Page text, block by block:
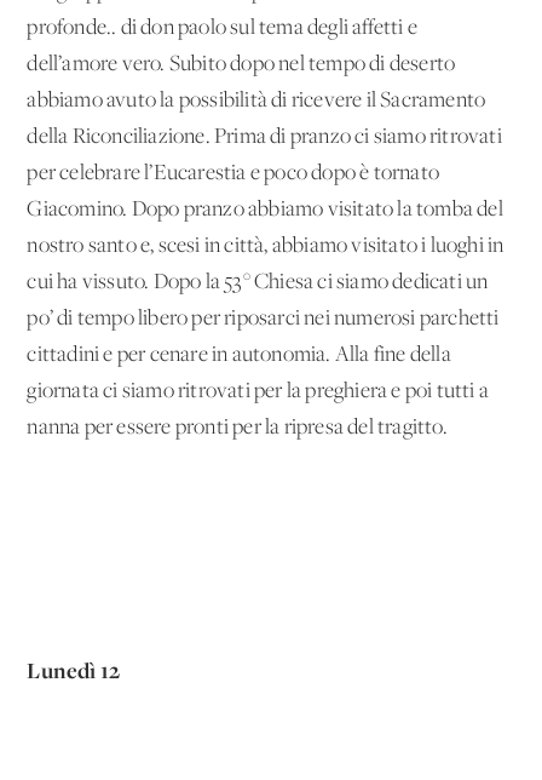
profonde.. di don paolo sul tema degli affetti e
dell’amore vero. Subito dopo nel tempo di deserto
abbiamo avuto la possibilità di ricevere il Sacramento
della Riconciliazione. Prima di pranzo ci siamo ritrovati
per celebrare l’Eucarestia e poco dopo è tornato
Giacomino. Dopo pranzo abbiamo visitato la tomba del
nostro santo e, scesi in città, abbiamo visitato i luoghi in
cui ha vissuto. Dopo la 53° Chiesa ci siamo dedicati un
po’ di tempo libero per riposarci nei numerosi parchetti
cittadini e per cenare in autonomia. Alla fine della
giornata ci siamo ritrovati per la preghiera e poi tutti a
nanna per essere pronti per la ripresa del tragitto.
Lunedì 12